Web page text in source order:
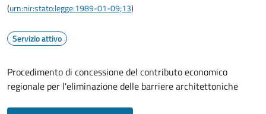
(urn:nir:stato:legge:1989-01-09;13)
Servizio attivo
Procedimento di concessione del contributo economico
regionale per l'eliminazione delle barriere architettoniche